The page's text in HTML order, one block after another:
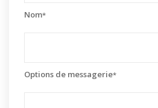
Nom*
Options de messagerie*